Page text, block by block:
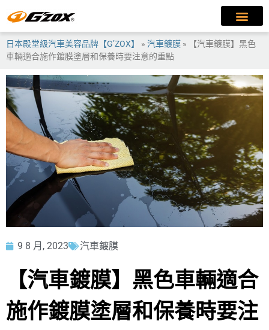
日本殿堂級汽車美容品牌【G’ZOX】 » 汽車鍍膜 »
【汽車鍍膜】黑色
車輛適合施作鍍膜塗層和保養時要注意的重點
9 8 月, 2023 汽車鍍膜
【汽車鍍膜】黑色車輛適合
施作鍍膜塗層和保養時要注